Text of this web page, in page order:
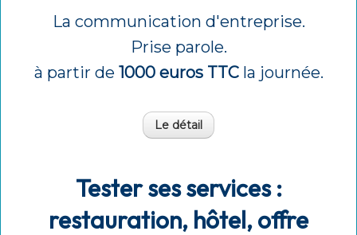
La communication d'entreprise.
Prise parole.
à partir de 1000 euros TTCla journée.
Le détail
Tester ses services :
restauration, hôtel, offre